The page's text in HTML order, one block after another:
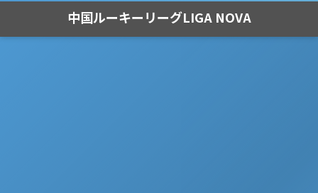
中国ルーキーリーグLIGA NOVA